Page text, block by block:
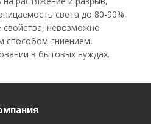
света до 80-90%,
свойства, невозможно
способом-гниением,
в бытовых нуждах.